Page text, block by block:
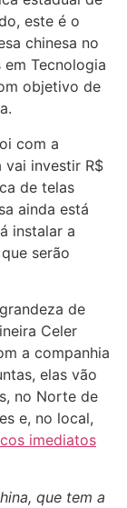
este é o
chinesa no
Tecnologia
objetivo de
com a
vai investir R$
de telas
ainda está
instalar a
serão
de
Celer
a companhia
elas vão
no Norte de
e, no local,
imediatos
que tem a